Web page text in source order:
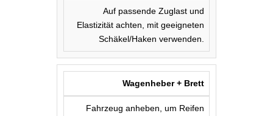
Auf passende Zuglast und
Elastizität achten, mit geeigneten
Schäkel/Haken verwenden.
Wagenheber + Brett
Fahrzeug anheben, um Reifen